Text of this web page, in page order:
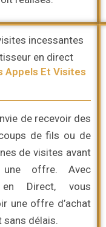
Appels Et Visites
de recevoir des
de fils ou de
de visites avant
offre. Avec
en Direct, vous
une offre d’achat
sans délais.